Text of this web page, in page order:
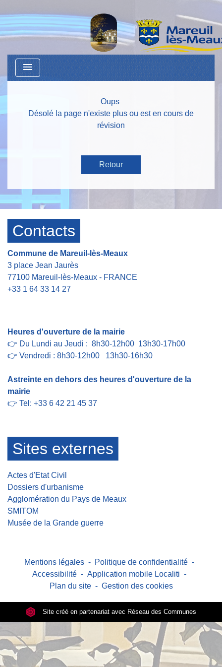
menu
Oups
Désolé la page n'existe plus ou est en cours de
révision
Retour
Contacts
Commune de Mareuil-lès-Meaux
3 place Jean Jaurès
77100 Mareuil-lès-Meaux - FRANCE
+33 1 64 33 14 27
Heures d'ouverture de la mairie
👉 Du Lundi au Jeudi : 8h30-12h00 13h30-17h00
👉 Vendredi : 8h30-12h00 13h30-16h30
Astreinte en dehors des heures d'ouverture de la
mairie
👉 Tel: +33 6 42 21 45 37
Sites externes
Actes d'Etat Civil
Dossiers d'urbanisme
Agglomération du Pays de Meaux
SMITOM
Musée de la Grande guerre
Mentions légales - Politique de confidentialité -
Accessibilité - Application mobile Localiti -
Plan du site - Gestion des cookies
Site créé en partenariat avec Réseau des Communes